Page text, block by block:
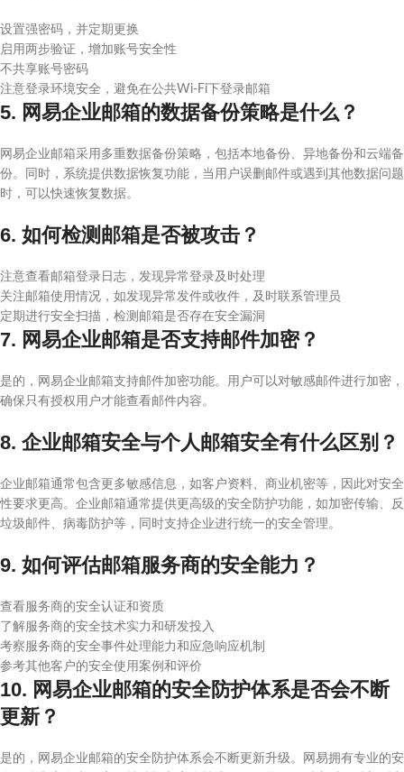
设置强密码，并定期更换
启用两步验证，增加账号安全性
不共享账号密码
注意登录环境安全，避免在公共Wi-Fi下登录邮箱
5. 网易企业邮箱的数据备份策略是什么？
网易企业邮箱采用多重数据备份策略，包括本地备份、异地备份和云端备
份。同时，系统提供数据恢复功能，当用户误删邮件或遇到其他数据问题
时，可以快速恢复数据。
6. 如何检测邮箱是否被攻击？
注意查看邮箱登录日志，发现异常登录及时处理
关注邮箱使用情况，如发现异常发件或收件，及时联系管理员
定期进行安全扫描，检测邮箱是否存在安全漏洞
7. 网易企业邮箱是否支持邮件加密？
是的，网易企业邮箱支持邮件加密功能。用户可以对敏感邮件进行加密，
确保只有授权用户才能查看邮件内容。
8. 企业邮箱安全与个人邮箱安全有什么区别？
企业邮箱通常包含更多敏感信息，如客户资料、商业机密等，因此对安全
性要求更高。企业邮箱通常提供更高级的安全防护功能，如加密传输、反
垃圾邮件、病毒防护等，同时支持企业进行统一的安全管理。
9. 如何评估邮箱服务商的安全能力？
查看服务商的安全认证和资质
了解服务商的安全技术实力和研发投入
考察服务商的安全事件处理能力和应急响应机制
参考其他客户的安全使用案例和评价
10. 网易企业邮箱的安全防护体系是否会不断
更新？
是的，网易企业邮箱的安全防护体系会不断更新升级。网易拥有专业的安